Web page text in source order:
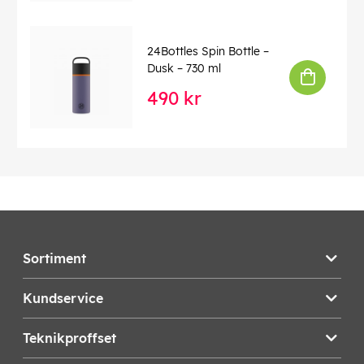
24Bottles Spin Bottle –
Dusk – 730 ml
490 kr
Sortiment
Kundservice
Teknikproffset